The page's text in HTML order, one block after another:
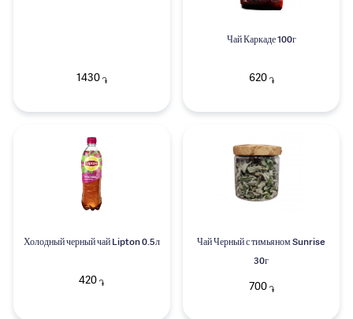
1430֏
Чай Каркаде 100г
620֏
Холодный черный чай Lipton 0.5л
420 ֏
Чай Черный с тимьяном Sunrise
30г
700֏